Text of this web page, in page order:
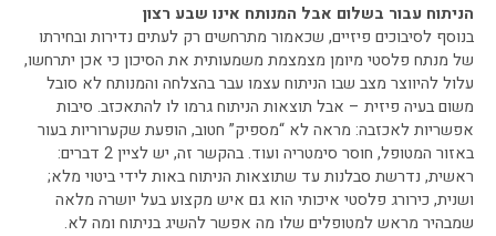
הניתוח עבור בשלום אבל המנותח אינו שבע רצון
בנוסף לסיבוכים פיזיים, שכאמור מתרחשים רק לעתים נדירות ובחירתו
של מנתח פלסטי מיומן מצמצמת משמעותית את הסיכון כי אכן יתרחשו,
עלול להיווצר מצב שבו הניתוח עצמו עבר בהצלחה והמנותח לא סובל
משום בעיה פיזית – אבל תוצאות הניתוח גרמו לו להתאכזב. סיבות
אפשריות לאכזבה: מראה לא “מספיק” חטוב, הופעת שקערוריות בעור
באזור המטופל, חוסר סימטריה ועוד. בהקשר זה, יש לציין 2 דברים:
ראשית, נדרשת סבלנות עד שתוצאות הניתוח באות לידי ביטוי מלא;
ושנית, כירורג פלסטי איכותי הוא גם איש מקצוע בעל יושרה מלאה
שמבהיר מראש למטופלים שלו מה אפשר להשיג בניתוח ומה לא.